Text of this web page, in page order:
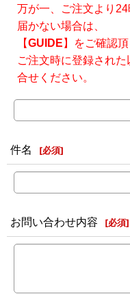
万が一、ご注文より
届かない場合は、
【GUIDE 】をご確認
ご注文時に登録され
合せください。
件名 [必須]
お問い合わせ内容 [必須]